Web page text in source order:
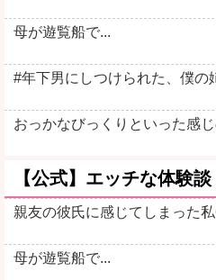
母が遊覧船で...
#年下男にしつけられた、僕の
おっかなびっくりといった感
【公式】エッチな体験
親友の彼氏に感じてしまった
母が遊覧船で...